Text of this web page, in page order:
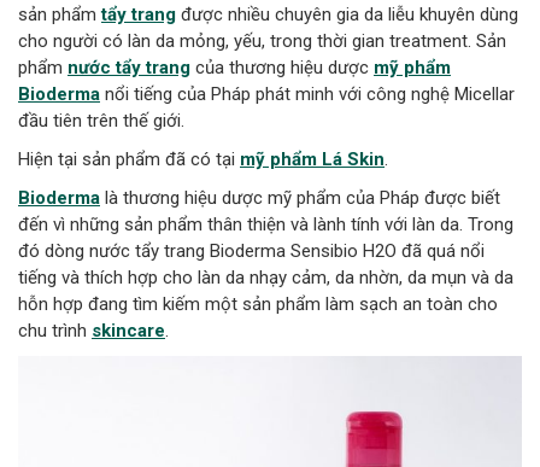
sản phẩmtẩy trang được nhiều chuyên gia da liễu khuyên dùng
cho người có làn da mỏng, yếu, trong thời gian treatment. Sản
phẩm nước tẩy trang của thương hiệu dược mỹ phẩm
Bioderma nổi tiếng của Pháp phát minh với công nghệ Micellar
đầu tiên trên thế giới.
Hiện tại sản phẩm đã có tại mỹ phẩm Lá Skin.
Bioderma là thương hiệu dược mỹ phẩm của Pháp được biết
đến vì những sản phẩm thân thiện và lành tính với làn da. Trong
đó dòng nước tẩy trang Bioderma Sensibio H2O đã quá nổi
tiếng và thích hợp cho làn da nhạy cảm, da nhờn, da mụn và da
hỗn hợp đang tìm kiếm một sản phẩm làm sạch an toàn cho
chu trình skincare.